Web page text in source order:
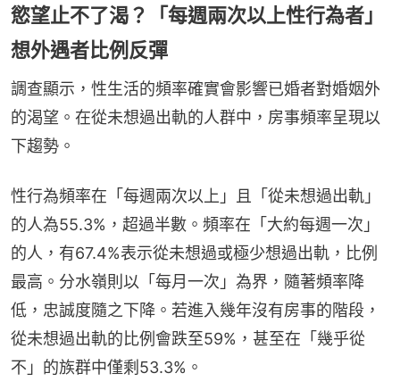
慾望止不了渴？「每週兩次以上性行為者」
想外遇者比例反彈
調查顯示，性生活的頻率確實會影響已婚者對婚姻外
的渴望。在從未想過出軌的人群中，房事頻率呈現以
下趨勢。
性行為頻率在「每週兩次以上」且「從未想過出軌」
的人為55.3%，超過半數。頻率在「大約每週一次」
的人，有67.4%表示從未想過或極少想過出軌，比例
最高。分水嶺則以「每月一次」為界，隨著頻率降
低，忠誠度隨之下降。若進入幾年沒有房事的階段，
從未想過出軌的比例會跌至59%，甚至在「幾乎從
不」的族群中僅剩53.3%。